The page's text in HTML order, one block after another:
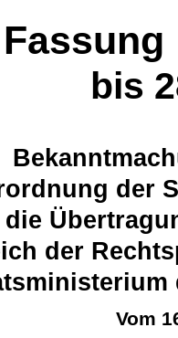
bis
der
die
der
Vom